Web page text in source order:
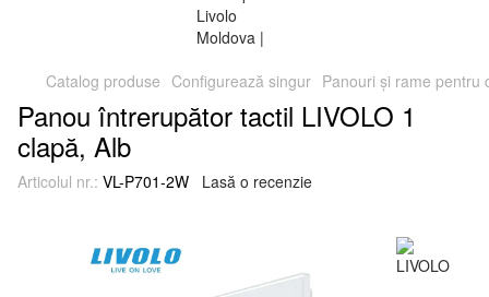
Catalog produse Configurează singur Panouri și rame pentru
Panou întrerupător tactil LIVOLO 1
clapă, Alb
Articolul nr.: VL-P701-2W Lasă o recenzie